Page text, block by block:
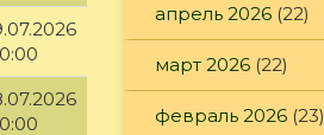
апрель 2026 (22)
март 2026 (22)
февраль 2026 (23)